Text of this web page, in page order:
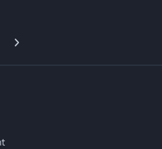
carousel slide
Next carousel slide